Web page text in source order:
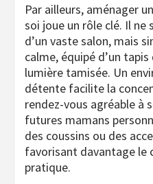
Par ailleurs, aménager
soi joue un rôle clé. Il ne
d’un vaste salon, mais
calme, équipé d’un
lumière tamisée. Un
détente facilite la
rendez-vous agréable à
futures mamans
des coussins ou des
favorisant davantage le
pratique.